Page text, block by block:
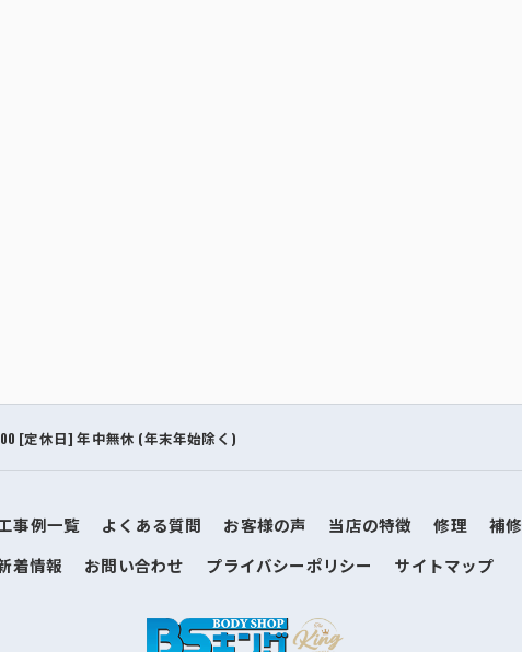
[定休日] 年中無休 (年末年始除く)
事例一覧 よくある質問 お客様の声 当店の特徴 修理 補修
着情報
お問い合わせ プライバシーポリシー サイトマップ